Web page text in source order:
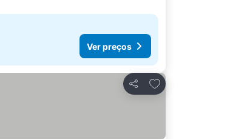
Ver preços
Partilhar
Adicionar aos favoritos